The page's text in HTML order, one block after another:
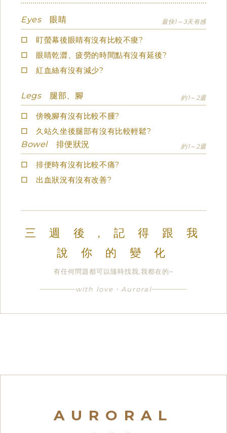
Eyes眼睛 最快1～3天有感
□ 盯螢幕後眼睛有沒有比較不痠?
□ 眼睛乾澀、疲勞的時間點有沒有延後?
□ 紅血絲有沒有減少?
Legs腿部、腳 約1～2週
□ 傍晚腳有沒有比較不腫?
□ 久站久坐後腿部有沒有比較輕鬆?
Bowel排便狀況 約1～2週
□ 排便時有沒有比較不痛?
□ 出血狀況有沒有改善?
三 週 後 , 記 得 跟 我
說 你 的 變 化
有任何問題都可以隨時找我,我都在的~
with love・Auroral
AURORAL